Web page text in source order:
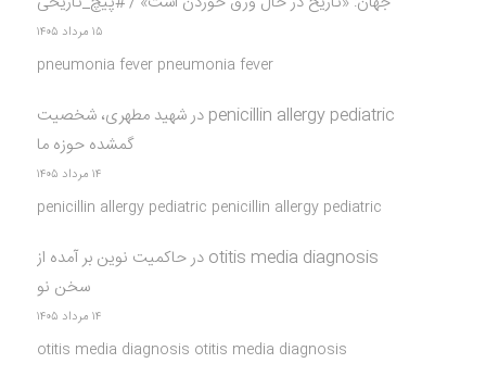
۱۵ مرداد ۱۴۰۵
pneumonia fever pneumonia fever
penicillin allergy pediatric درشهید مطهری، شخصیت
گمشده حوزه ما
۱۴ مرداد ۱۴۰۵
penicillin allergy pediatric penicillin allergy pediatric
otitis media diagnosis درحاکمیت نوین بر آمده از
سخن نو
۱۴ مرداد ۱۴۰۵
otitis media diagnosis otitis media diagnosis